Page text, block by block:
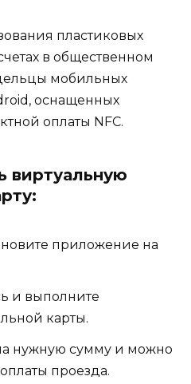
пластиковых
в общественном
мобильных
оснащенных
оплаты NFC.
виртуальную
приложение на
и выполните
карты.
нужную сумму и можно
проезда.